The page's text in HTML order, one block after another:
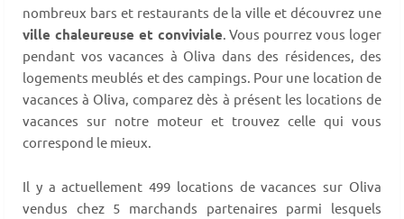
nombreux bars et restaurants de la ville et découvrez une
ville chaleureuse et conviviale . Vous pourrez vous loger
pendant vos vacances à Oliva dans des résidences, des
logements meublés et des campings. Pour une location de
vacances à Oliva, comparez dès à présent les locations de
vacances sur notre moteur et trouvez celle qui vous
correspond le mieux.
Il y a actuellement 499 locations de vacances sur Oliva
vendus chez 5 marchands partenaires parmi lesquels